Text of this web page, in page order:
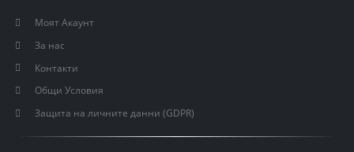
Моят Акаунт
За нас
Контакти
Общи Условия
Защита на личните данни (GDPR)